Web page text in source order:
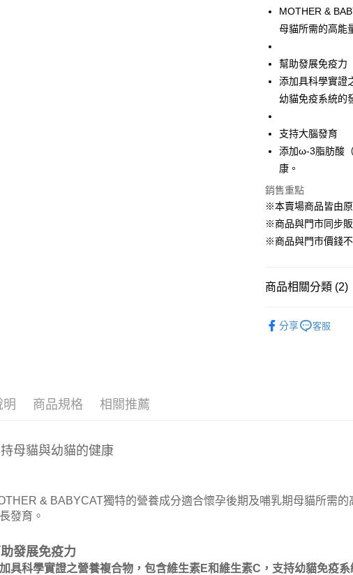
Apple Pay
悠遊付
Google Pay
ATM付款
貨到付款
運送方式
每筆NT$80，滿
每筆NT$60，滿
每筆NT$80，滿
MOTHER &
母貓所需的高能
幫助發展免疫力
添加具科學實證
幼貓免疫系統的
支持大腦發育
添加ω-3脂肪酸
康。
銷售重點
※本賣場商品皆由
※商品與門市同步
※商品與門市價錢
商品相關分類 (2)
分享 客服
明 商品規格 相關推薦
母貓與幼貓的健康
& BABYCAT獨特的營養成分適合懷孕後期及哺乳期母貓所需
發育。
發展免疫力
具科學實證之營養複合物，包含維生素E和維生素C，支持幼貓免疫系